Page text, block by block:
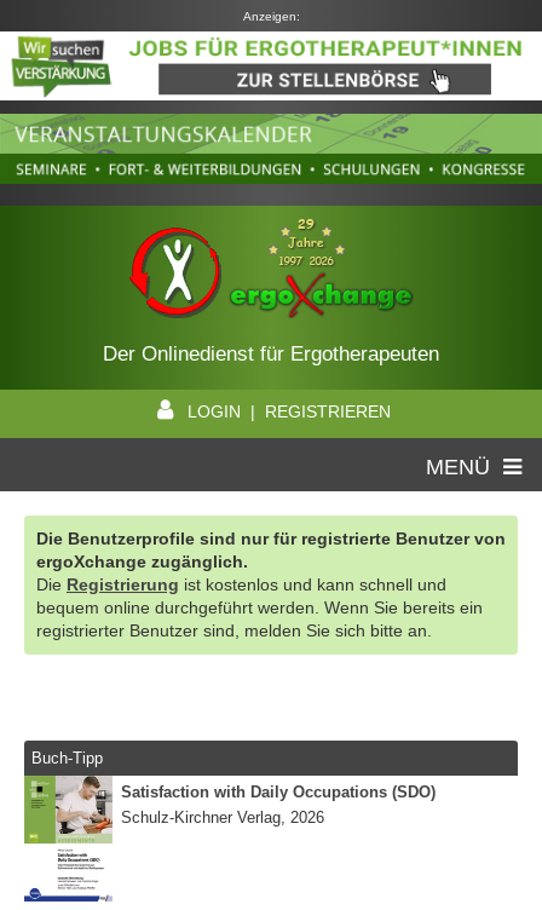
Anzeigen:
Der Onlinedienst für Ergotherapeuten
LOGIN | REGISTRIEREN
MENÜ
Die Benutzerprofile sind nur für registrierte Benutzer von
ergoXchange zugänglich.
Die Registrierung ist kostenlos und kann schnell und
bequem online durchgeführt werden. Wenn Sie bereits ein
registrierter Benutzer sind, melden Sie sich bitte an.
Buch-Tipp
Satisfaction with Daily Occupations (SDO)
Schulz-Kirchner Verlag, 2026